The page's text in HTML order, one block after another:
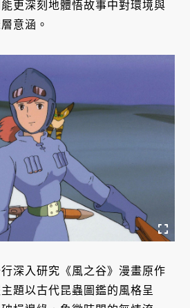
更深刻地體悟故事中對環境與
意涵。
深入研究《風之谷》漫畫原作
題以古代昆蟲圖鑑的風格呈